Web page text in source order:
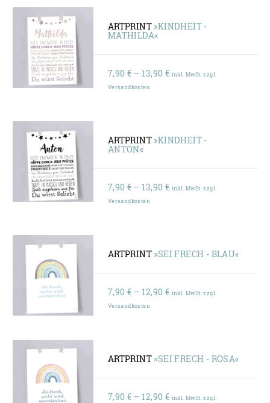
ARTPRINT »KINDHEIT -
MATHILDA«
7,90 € –13,90 €Preisspanne:
inkl. MwSt. zzgl.
Versandkosten
ARTPRINT »KINDHEIT -
ANTON«
7,90 € –13,90 €Preisspanne:
inkl. MwSt. zzgl.
Versandkosten
ARTPRINT »SEI FRECH - BLAU«
7,90 € –12,90 €Preisspanne:
inkl. MwSt. zzgl.
Versandkosten
ARTPRINT »SEI FRECH - ROSA«
7,90 € –12,90 €Preisspanne:
inkl. MwSt. zzgl.